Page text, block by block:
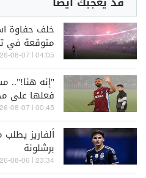
متوقعة في
04:05 | 2026-08-07
"إنه هنا!"..
فعلها على
00:45 | 2026-08-07
ألفاريز
برشلونة
23:34 | 2026-08-06